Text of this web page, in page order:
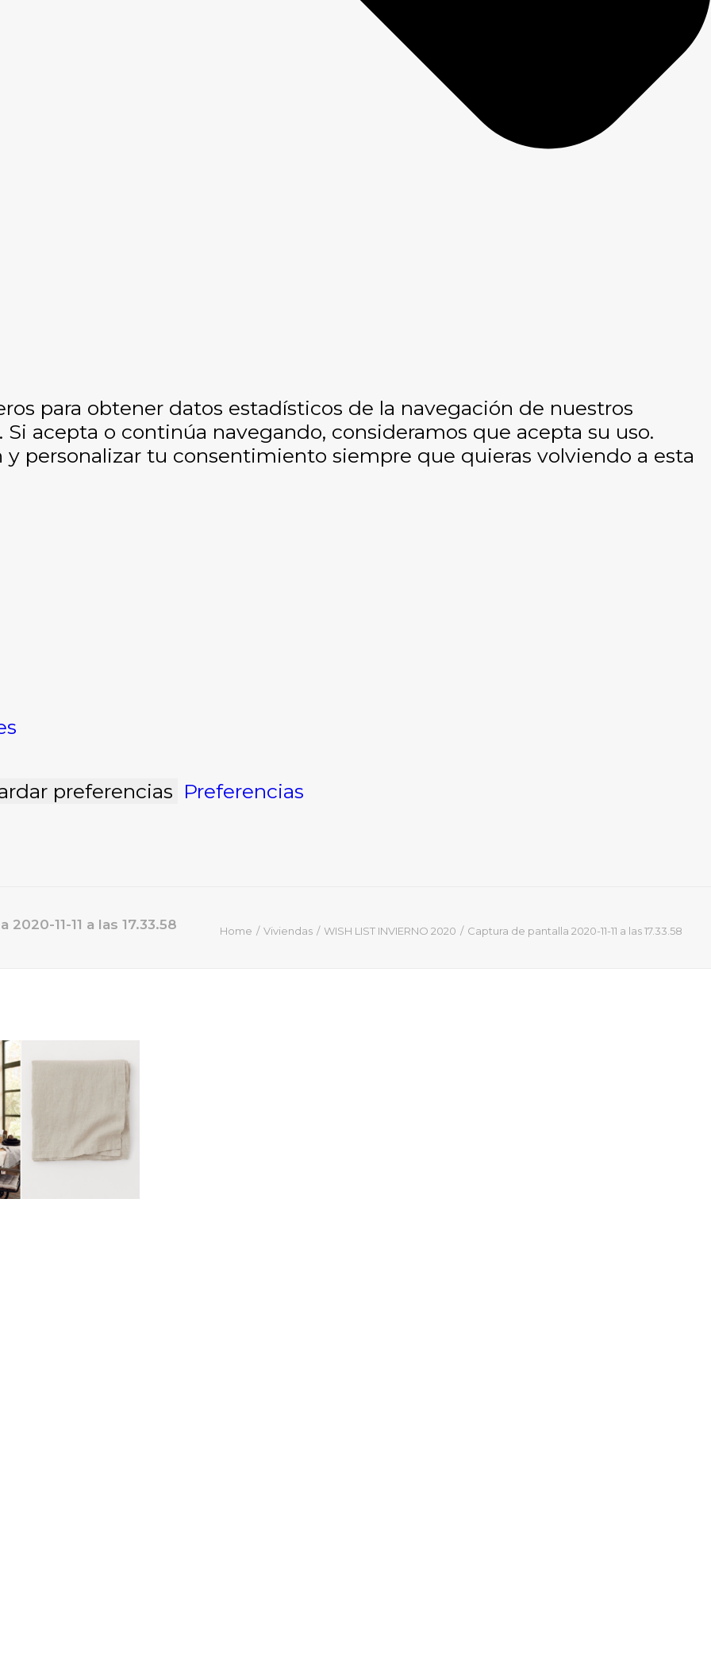
para obtener datos estadísticos de la navegación de nuestros
Si acepta o continúa navegando, consideramos que acepta su uso.
y personalizar tu consentimiento siempre que quieras volviendo a esta
preferencias Preferencias
11-11 a las 17.33.58 Home Viviendas WISH LIST INVIERNO 2020 Captura de pantalla 2020-11-11 a las 17.33.58